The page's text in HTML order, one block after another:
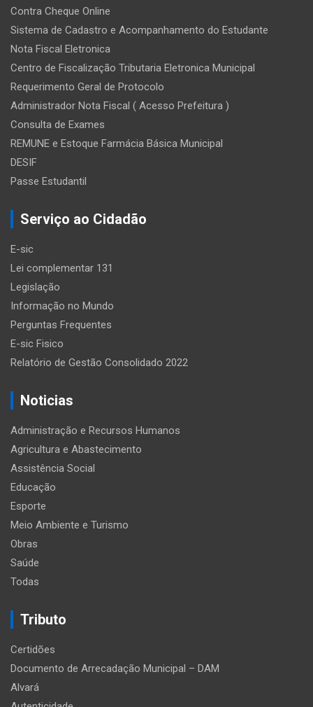
Contra Cheque Online
Sistema de Cadastro e Acompanhamento do Estudante
Nota Fiscal Eletronica
Centro de Fiscalização Tributaria Eletronica Municipal
Requerimento Geral de Protocolo
Administrador Nota Fiscal ( Acesso Prefeitura )
Consulta de Exames
REMUNE e Estoque Farmácia Básica Municipal
DESIF
Passe Estudantil
Serviço ao Cidadão
E-sic
Lei complementar 131
Legislação
Informação no Mundo
Perguntas Frequentes
E-sic Fisico
Relatório de Gestão Consolidado 2022
Noticias
Administração e Recursos Humanos
Agricultura e Abastecimento
Assistência Social
Educação
Esporte
Meio Ambiente e Turismo
Obras
Saúde
Todas
Tributo
Certidões
Documento de Arrecadação Municipal – DAM
Alvará